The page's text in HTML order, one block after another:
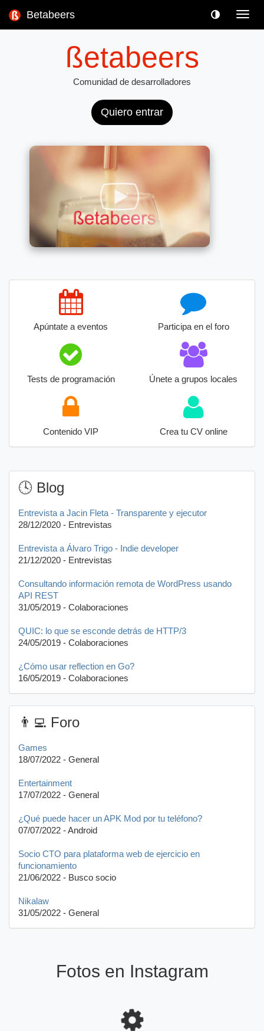
Betabeers
ßetabeers
Comunidad de desarrolladores
Quiero entrar
Apúntate a eventos Participa en el foro
Tests de programación Únete a grupos locales
Contenido VIP Crea tu CV online
🕓 Blog
Entrevista a Jacin Fleta - Transparente y ejecutor
28/12/2020 - Entrevistas
Entrevista a Álvaro Trigo - Indie developer
21/12/2020 - Entrevistas
Consultando información remota de WordPress usando
API REST
31/05/2019 - Colaboraciones
QUIC: lo que se esconde detrás de HTTP/3
24/05/2019 - Colaboraciones
¿Cómo usar reflection en Go?
16/05/2019 - Colaboraciones
👨‍💻 Foro
Games
18/07/2022 - General
Entertainment
17/07/2022 - General
¿Qué puede hacer un APK Mod por tu teléfono?
07/07/2022 - Android
Socio CTO para plataforma web de ejercicio en
funcionamiento
21/06/2022 - Busco socio
Nikalaw
31/05/2022 - General
Fotos en Instagram